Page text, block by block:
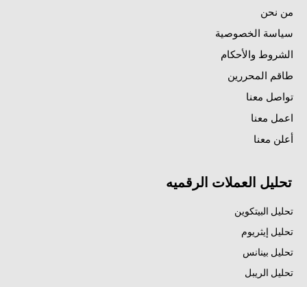
من نحن
سياسة الخصوصية
الشروط والأحكام
طاقم المحررين
تواصل معنا
اعمل معنا
أعلن معنا
تحليل العملات الرقميه
تحليل البيتكوين
تحليل إيثريوم
تحليل بينانس
تحليل الريبل